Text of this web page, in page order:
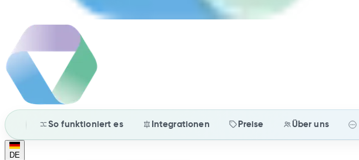
So funktioniert es Integrationen Preise Über uns
DE